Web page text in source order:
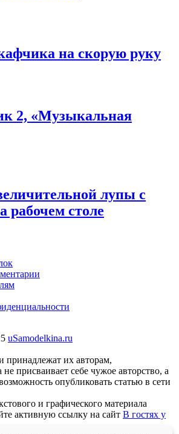
на скорую руку
2, «Музыкальная
лупы с
рабочем столе
uSamodelkina.ru
принадлежат их авторам,
присваивает себе чужое авторство, а
опубликовать статью в сети
и графического материала
активную ссылку на сайт В гостях у